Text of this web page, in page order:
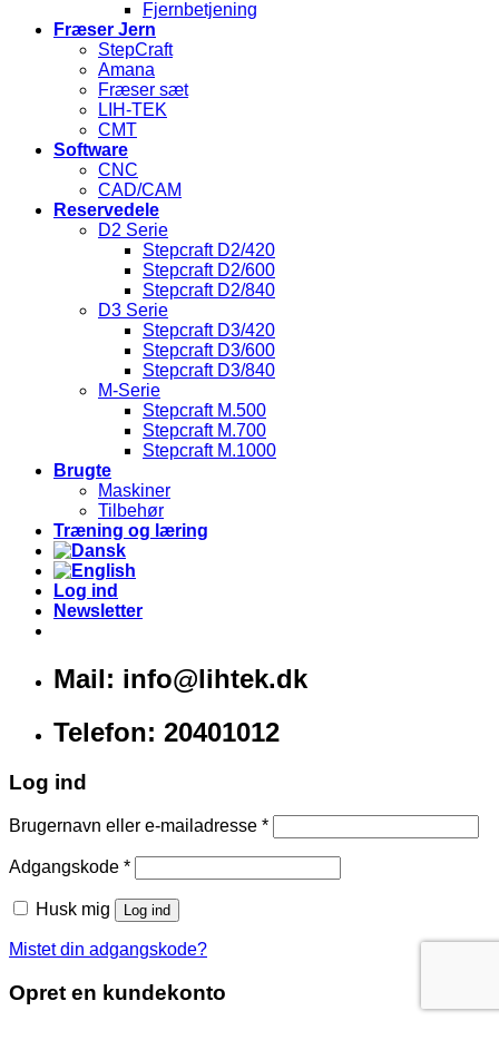
Fjernbetjening
Fræser Jern
StepCraft
Amana
Fræser sæt
LIH-TEK
CMT
Software
CNC
CAD/CAM
Reservedele
D2 Serie
Stepcraft D2/420
Stepcraft D2/600
Stepcraft D2/840
D3 Serie
Stepcraft D3/420
Stepcraft D3/600
Stepcraft D3/840
M-Serie
Stepcraft M.500
Stepcraft M.700
Stepcraft M.1000
Brugte
Maskiner
Tilbehør
Træning og læring
Log ind
Newsletter
Mail: info@lihtek.dk
Telefon: 20401012
Log ind
Brugernavn eller e-mailadresse *
Adgangskode *
Husk mig Log ind
Mistet din adgangskode?
Opret en kundekonto